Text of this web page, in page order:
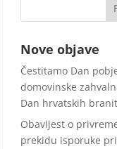
Nove objave
Čestitamo Dan
domovinske
Dan hrvatskih
Obavijest o
prekidu isporuke